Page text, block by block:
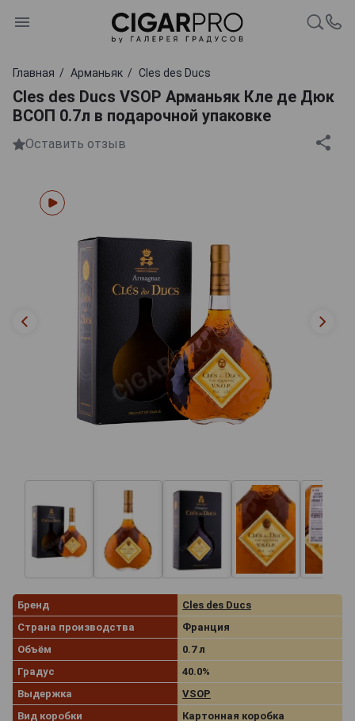
Главная Арманьяк Cles des Ducs
Cles des Ducs VSOP Арманьяк Кле де Дюк
ВСОП 0.7л в подарочной упаковке
Оставить отзыв
Бренд
Cles des Ducs
Страна производства
Франция
Объём
0.7 л
Градус
40.0%
Выдержка
VSOP
Вид коробки
Картонная коробка